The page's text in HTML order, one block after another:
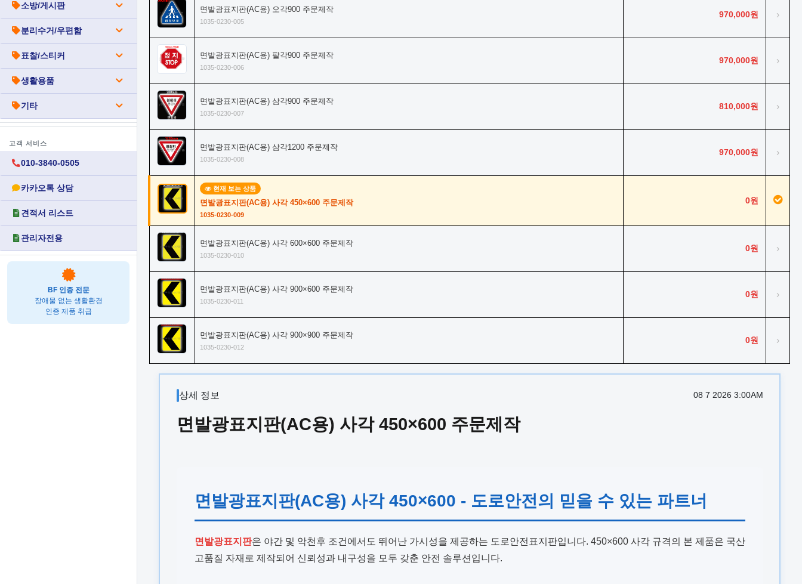
소방/게시판
분리수거/우편함
표찰/스티커
생활용품
기타
고객 서비스
010-3840-0505
카카오톡 상담
견적서 리스트
관리자전용
BF 인증 전문
장애물 없는 생활환경
인증 제품 취급
면발광표지판(AC용) 오각900 주문제작
1035-0230-005
970,000원 ›
면발광표지판(AC용) 팔각900 주문제작
1035-0230-006
970,000원 ›
면발광표지판(AC용) 삼각900 주문제작
1035-0230-007
810,000원 ›
면발광표지판(AC용) 삼각1200 주문제작
1035-0230-008
970,000원 ›
현재 보는 상품
면발광표지판(AC용) 사각 450×600 주문제작
1035-0230-009
0원
면발광표지판(AC용) 사각 600×600 주문제작
1035-0230-010
0원 ›
면발광표지판(AC용) 사각 900×600 주문제작
1035-0230-011
0원 ›
면발광표지판(AC용) 사각 900×900 주문제작
1035-0230-012
0원 ›
상세 정보 08 7 2026 3:00AM
면발광표지판(AC용) 사각 450×600 주문제작
면발광표지판(AC용) 사각 450×600 - 도로안전의 믿을 수 있는 파트너
면발광표지판은 야간 및 악천후 조건에서도 뛰어난 가시성을 제공하는 도로안전표지판입니다. 450×600 사각 규격의 본 제품은 국산
고품질 자재로 제작되어 신뢰성과 내구성을 모두 갖춘 안전 솔루션입니다.